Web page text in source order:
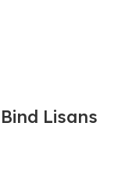
Lisans